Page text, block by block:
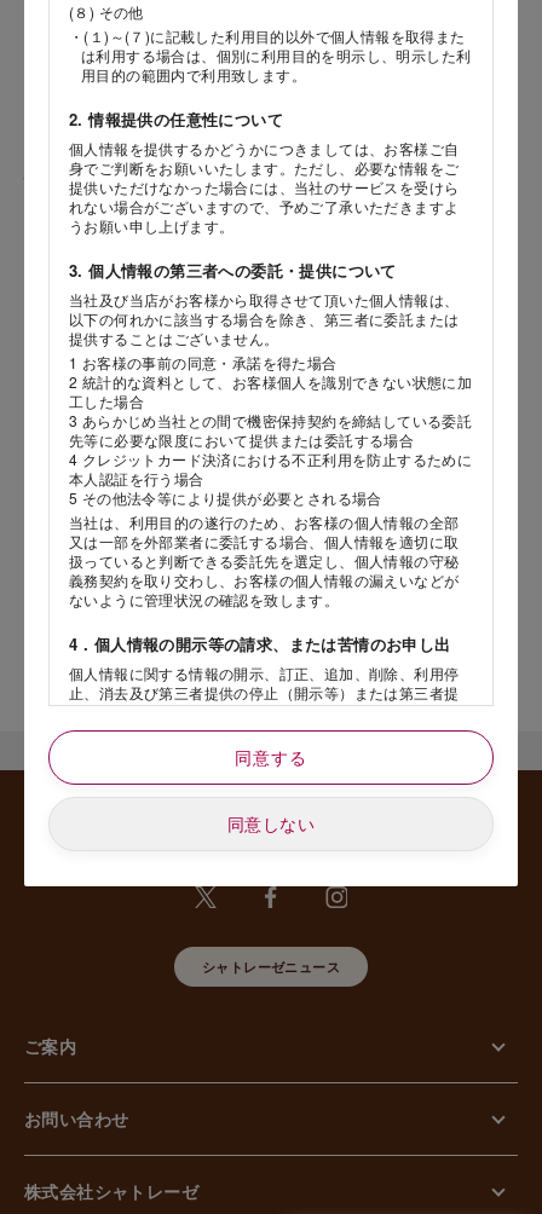
(８) その他
・(１)～(７)に記載した利用目的以外で個人情報を取得また
は利用する場合は、個別に利用目的を明示し、明示した利
用目的の範囲内で利用致します。
2. 情報提供の任意性について
個人情報を提供するかどうかにつきましては、お客様ご自
身でご判断をお願いいたします。ただし、必要な情報をご
提供いただけなかった場合には、当社のサービスを受けら
れない場合がございますので、予めご了承いただきますよ
うお願い申し上げます。
3. 個人情報の第三者への委託・提供について
当社及び当店がお客様から取得させて頂いた個人情報は、
以下の何れかに該当する場合を除き、第三者に委託または
提供することはございません。
1 お客様の事前の同意・承諾を得た場合
2 統計的な資料として、お客様個人を識別できない状態に加
工した場合
3 あらかじめ当社との間で機密保持契約を締結している委託
先等に必要な限度において提供または委託する場合
4 クレジットカード決済における不正利用を防止するために
本人認証を行う場合
5 その他法令等により提供が必要とされる場合
当社は、利用目的の遂行のため、お客様の個人情報の全部
又は一部を外部業者に委託する場合、個人情報を適切に取
扱っていると判断できる委託先を選定し、個人情報の守秘
義務契約を取り交わし、お客様の個人情報の漏えいなどが
ないように管理状況の確認を致します。
4．個人情報の開示等の請求、または苦情のお申し出
個人情報に関する情報の開示、訂正、追加、削除、利用停
止、消去及び第三者提供の停止（開示等）または第三者提
供記録の開示、若しくは利用目的の通知等（以下、「開示
等の請求」といいます）のご請求があった場合または苦情
のお申し出があった場合には、請求者がご本人であること
あるいは正式な代理人として認められる方であることを確
認させていただいたうえで、特別な理由のない限り合理的
5. 個人情報の安全管理のために講じた措置について
当社は外的環境を把握した上で個人情報の安全管理のため
に以下の措置をしております。
組織体制の整備、個人情報の取扱いに係る規律に従った運
用、個人情報の取扱い状況を確認する手段の整備、漏えい
等事案に対応する体制の整備、取扱い状況の把握及び安全
【人的安全管理措置】
期的な教育等を行っております。また、個人情報の秘密保
【物理的安全管理措置】
止、個人情報の削除及び機器、電子媒体等の廃棄に関し
て、必要な措置を講じています。
同意する
同意しない
番地以降
年
月 日
店舗サービスに関するお問い合わせにつきましては、内容欄に『店
舗名』を記載いただけますと幸いです。
シャトレーゼニュース
ご案内
お問い合わせ
株式会社シャトレーゼ
岳や末広がりを意味す
やつ時」という意味を込
。雄大な八ヶ岳山麓の自
れる、こだわりのスイー
海外 Overseas shops
Indonesia
Malaysia
Hong Kong
UAE
Thailand
Vietnam